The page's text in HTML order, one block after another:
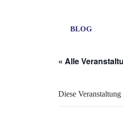
BLOG
« Alle
Diese